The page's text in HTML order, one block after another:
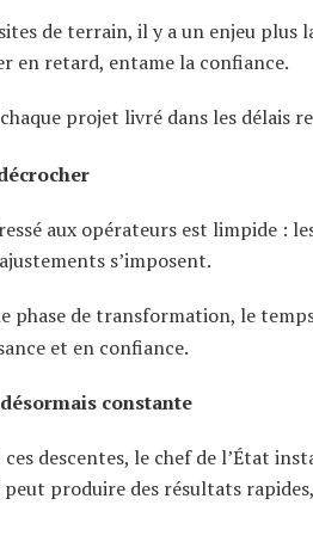
de terrain, il y a un enjeu plus
en retard, entame la confiance.
projet livré dans les délais
aux opérateurs est limpide :
s’imposent.
phase de transformation, le
et en confiance.
constante
descentes, le chef de l’État
produire des résultats